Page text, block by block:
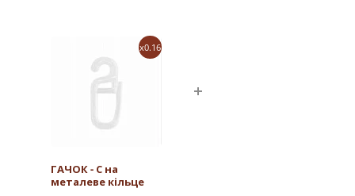
x0.16
ГАЧОК - С на
металеве кільце